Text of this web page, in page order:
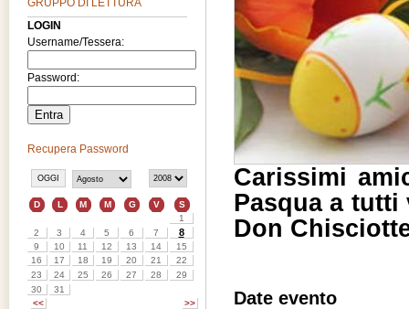
GRUPPO DI LETTURA
LOGIN
Username/Tessera:
Password:
Recupera Password
Carissimi
Pasqua a
Don
Date evento